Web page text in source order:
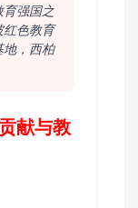
强国之
色教育
，西柏
献与教